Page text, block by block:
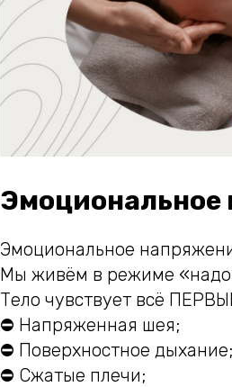
Эмоциональное
Эмоциональное
Мы живём в режиме
Тело чувствует всё
⛔ Напряженная шея;
⛔ Поверхностное дыхание;
⛔ Сжатые плечи;